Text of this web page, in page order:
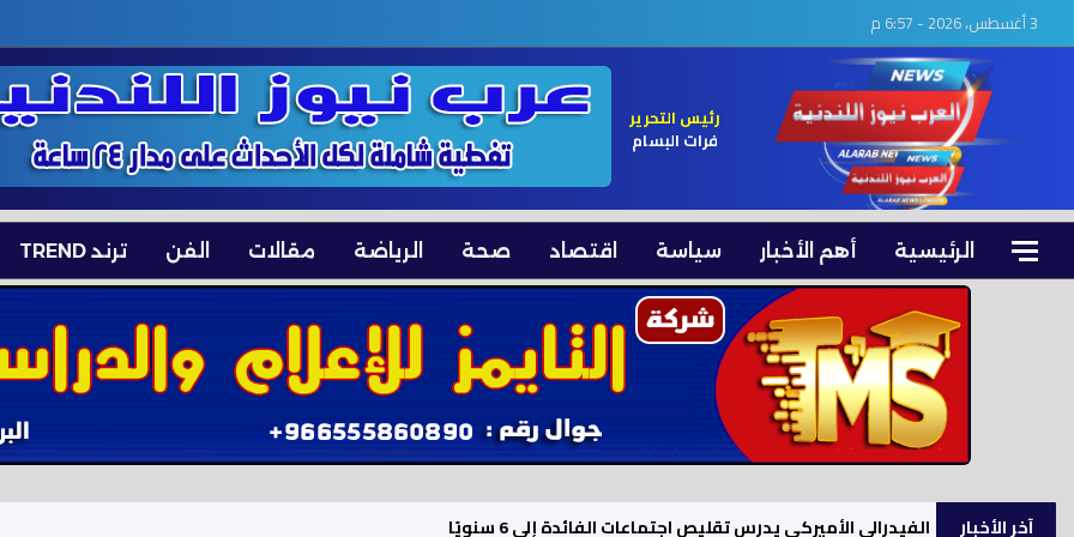
3 أغسطس، 2026 - 6:57 م
رئيس التحرير
فرات البسام
الرئيسية أهم الأخبار سياسة اقتصاد صحة الرياضة مقالات الفن ترند TREND
آخر الأخبار الفيدرالي الأميركي يدرس تقليص اجتماعات الفائدة إلى 6 سنويًا